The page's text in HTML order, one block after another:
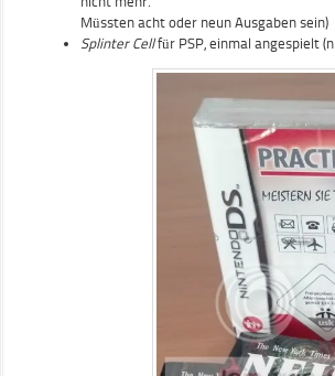
Müssten acht oder neun Ausgaben sein)
Splinter Cellfür PSP, einmal angespielt